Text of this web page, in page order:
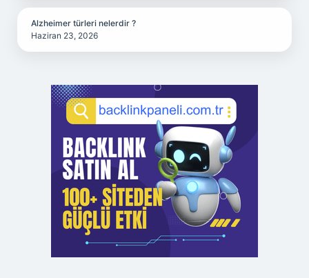
Alzheimer türleri nelerdir ?
Haziran 23, 2026